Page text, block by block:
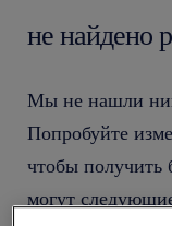
не найдено
Мы не нашли
Попробуйте
чтобы получить
могут